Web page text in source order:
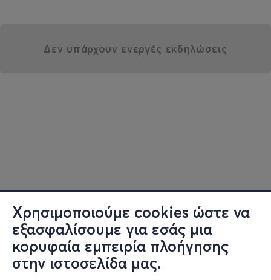
Χρησιμοποιούμε cookies ώστε να
εξασφαλίσουμε για εσάς μια
κορυφαία εμπειρία πλοήγησης
στην ιστοσελίδα μας.
Δεν υπάρχουν ενεργές εκδηλώσεις